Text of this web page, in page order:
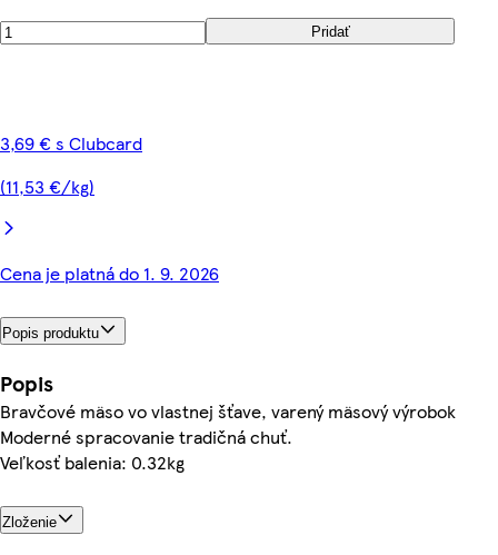
Pridať
3,69 € s Clubcard
(11,53 €/kg)
Cena je platná do 1. 9. 2026
Popis produktu
Popis
Bravčové mäso vo vlastnej šťave, varený mäsový výrobok
Moderné spracovanie tradičná chuť.
Veľkosť balenia: 0.32kg
Zloženie